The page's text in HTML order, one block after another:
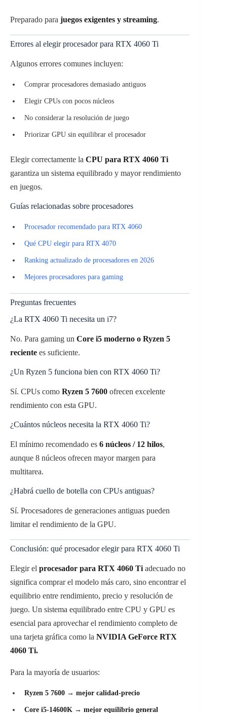
Preparado para juegos exigentes y streaming.
Errores al elegir procesador para RTX 4060 Ti
Algunos errores comunes incluyen:
Comprar procesadores demasiado antiguos
Elegir CPUs con pocos núcleos
No considerar la resolución de juego
Priorizar GPU sin equilibrar el procesador
Elegir correctamente la CPU para RTX 4060 Ti
garantiza un sistema equilibrado y mayor rendimiento
en juegos.
Guías relacionadas sobre procesadores
Procesador recomendado para RTX 4060
Qué CPU elegir para RTX 4070
Ranking actualizado de procesadores en 2026
Mejores procesadores para gaming
Preguntas frecuentes
¿La RTX 4060 Ti necesita un i7?
No. Para gaming un Core i5 moderno o Ryzen 5
reciente es suficiente.
¿Un Ryzen 5 funciona bien con RTX 4060 Ti?
Sí. CPUs como Ryzen 5 7600 ofrecen excelente
rendimiento con esta GPU.
¿Cuántos núcleos necesita la RTX 4060 Ti?
El mínimo recomendado es 6 núcleos / 12 hilos,
aunque 8 núcleos ofrecen mayor margen para
multitarea.
¿Habrá cuello de botella con CPUs antiguas?
Sí. Procesadores de generaciones antiguas pueden
limitar el rendimiento de la GPU.
Conclusión: qué procesador elegir para RTX 4060 Ti
Elegir el procesador para RTX 4060 Ti adecuado no
significa comprar el modelo más caro, sino encontrar el
equilibrio entre rendimiento, precio y resolución de
juego. Un sistema equilibrado entre CPU y GPU es
esencial para aprovechar el rendimiento completo de
una tarjeta gráfica como la NVIDIA GeForce RTX
4060 Ti.
Para la mayoría de usuarios:
Ryzen 5 7600 → mejor calidad-precio
Core i5-14600K → mejor equilibrio general